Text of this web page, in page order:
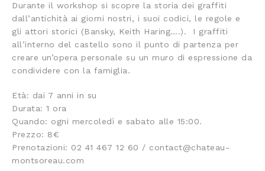
Durante il workshop si scopre la storia dei graffiti
dall’antichità ai giorni nostri, i suoi codici, le regole e
gli attori storici (Bansky, Keith Haring….). I graffiti
all’interno del castello sono il punto di partenza per
creare un’opera personale su un muro di espressione da
condividere con la famiglia.
Età: dai 7 anni in su
Durata: 1 ora
Quando: ogni mercoledì e sabato alle 15:00.
Prezzo: 8€
Prenotazioni: 02 41 467 12 60 / contact@chateau-
montsoreau.com